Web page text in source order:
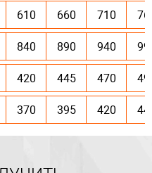
610 660 710
840 890 940
420 445 470
370 395 420